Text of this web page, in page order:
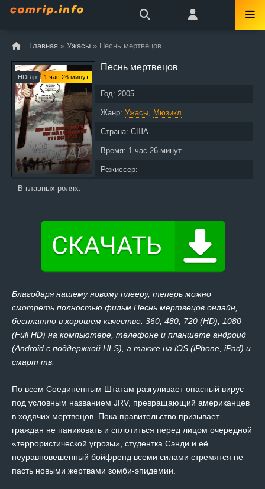
Главная » Ужасы » Песнь мертвецов
HDRip 1 час 26 минут
Песнь мертвецов
Год: 2005
Жанр: Ужасы, Мюзикл
Страна: США
Время: 1 час 26 минут
Режиссер: -
В главных ролях: -
Благодаря нашему новому плееру, теперь можно
смотреть полностью фильм Песнь мертвецов онлайн,
бесплатно в хорошем качестве: 360, 480, 720 (HD), 1080
(Full HD) на компьютере, телефоне и планшете андроид
(Android с поддержкой HLS), а также на iOS (iPhone, iPad) и
смарт тв.
По всем Соединённым Штатам разгуливает опасный вирус
под условным названием JRV, превращающий американцев
в ходячих мертвецов. Пока правительство призывает
граждан не паниковать и сплотиться перед лицом очередной
«террористической угрозы», студентка Сэнди и её
неуравновешенный бойфренд всеми силами стремятся не
пасть новыми жертвами зомби-эпидемии.